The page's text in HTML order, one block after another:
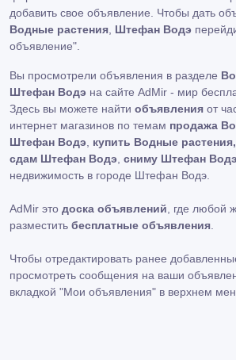
добавить свое объявление. Чтобы дать
Водные растения Штефан Водэ
объявление"
Вы просмотрели объявления в разделе
Штефан Водэ на сайте AdMir - мир
Здесь вы можете найти объявления от
интернет магазинов по темам продажа
Штефан Водэ
купить Водные
сдам Штефан Водэ сниму Штефан Водэ
недвижимость в городе Штефан Водэ.
AdMir это доска объявлений , где
разместить бесплатные объявления
Чтобы отредактировать ранее
просмотреть сообщения на ваши
вкладкой "Мои объявления" в верхнем